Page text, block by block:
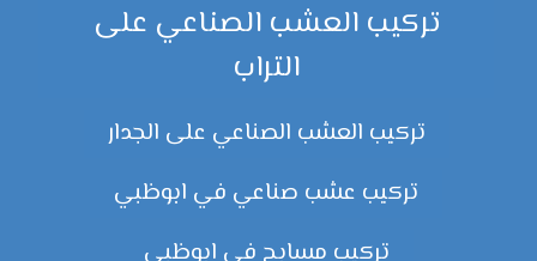
تركيب العشب الصناعي على
التراب
تركيب العشب الصناعي على الجدار
تركيب عشب صناعي في ابوظبي
تركيب مسابح في ابوظبي